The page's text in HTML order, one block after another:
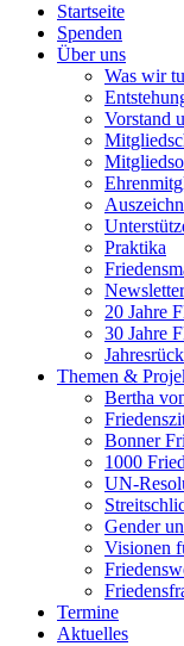
Startseite
Spenden
Über uns
Was wir
Vorstand
Praktika
20 Jahre
30 Jahre
Themen &
Bertha
Bonner
1000
UN-
Gender
Visionen
Termine
Aktuelles